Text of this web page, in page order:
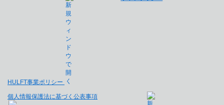
HULFT事業ポリシー
個人情報保護法に基づく公表事項